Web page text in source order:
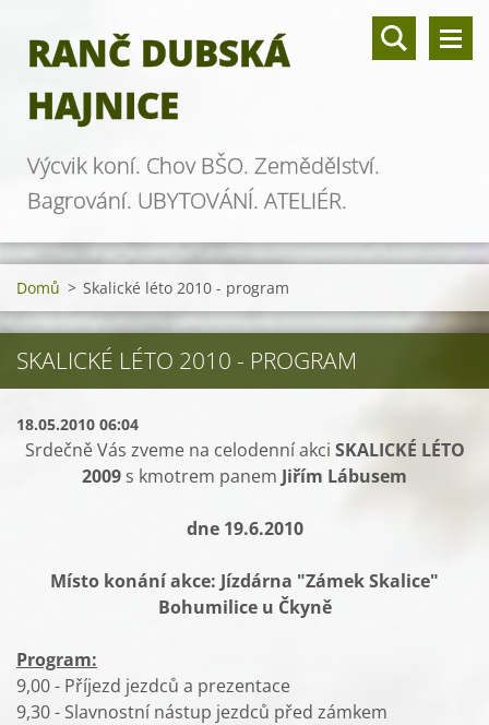
RANČ DUBSKÁ
HAJNICE
Výcvik koní. Chov BŠO. Zemědělství.
Bagrování. UBYTOVÁNÍ. ATELIÉR.
Domů > Skalické léto 2010 - program
SKALICKÉ LÉTO 2010 - PROGRAM
18.05.2010 06:04
Srdečně Vás zveme na celodenní akci SKALICKÉ LÉTO
2009 s kmotrem panem Jiřím Lábusem
dne 19.6.2010
Místo konání akce: Jízdárna "Zámek Skalice"
Bohumilice u Čkyně
Program:
9,00 - Příjezd jezdců a prezentace
9,30 - Slavnostní nástup jezdců před zámkem